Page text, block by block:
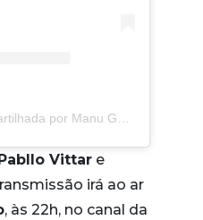
Uma publicação compartilhada por Manu Gavassi (@manugavassi)
Pabllo Vittar e
irá ao ar
, às 22h, no canal da